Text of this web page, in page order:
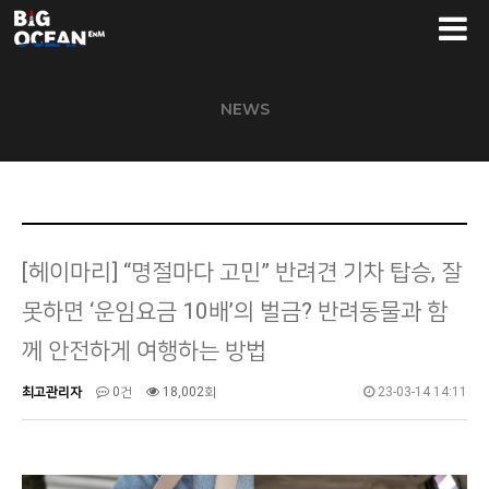
NEWS
[헤이마리] “명절마다 고민” 반려견 기차 탑승, 잘
못하면 ‘운임요금 10배’의 벌금? 반려동물과 함
께 안전하게 여행하는 방법
최고관리자 0건 18,002회 23-03-14 14:11